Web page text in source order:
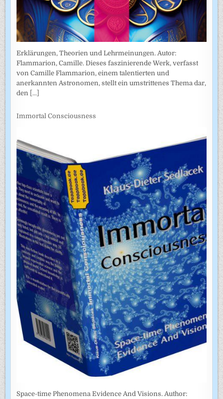
Erklärungen, Theorien und Lehrmeinungen. Autor:
Flammarion, Camille. Dieses faszinierende Werk, verfasst
von Camille Flammarion, einem talentierten und
anerkannten Astronomen, stellt ein umstrittenes Thema dar,
den [...]
Immortal Consciousness
Space-time Phenomena Evidence And Visions. Author: